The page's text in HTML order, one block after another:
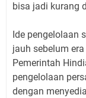
bisa jadi kurang
Ide pengelolaan
jauh sebelum
Pemerintah
pengelolaan
dengan